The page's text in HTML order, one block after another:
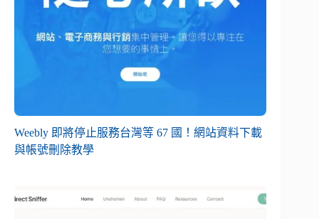
Weebly 即將停止服務台灣等 67 國！網站資料下載
與帳號刪除教學